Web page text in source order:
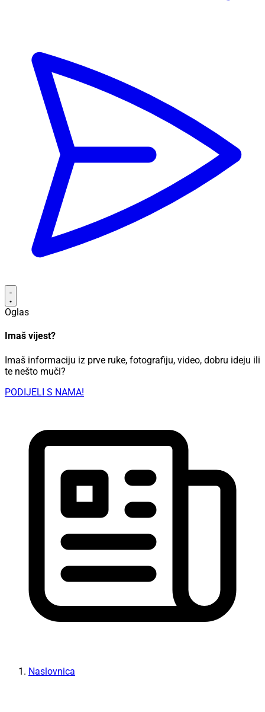
Oglas
Imaš vijest?
Imaš informaciju iz prve ruke, fotografiju, video, dobru ideju ili
te nešto muči?
PODIJELI S NAMA!
Naslovnica